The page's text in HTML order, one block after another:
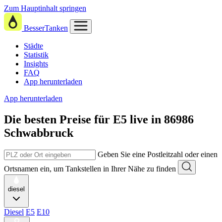
Zum Hauptinhalt springen
BesserTanken
Städte
Statistik
Insights
FAQ
App herunterladen
App herunterladen
Die besten Preise für E5 live in 86986
Schwabbruck
Geben Sie eine Postleitzahl oder einen
Ortsnamen ein, um Tankstellen in Ihrer Nähe zu finden
diesel
Diesel E5 E10